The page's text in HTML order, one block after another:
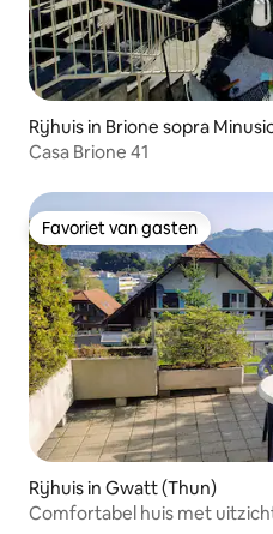
Rijhuis in Brione sopra
Casa Brione 41
Favoriet van gasten
Favoriet van gasten
Rijhuis in Gwatt (Thun)
Comfortabel huis met